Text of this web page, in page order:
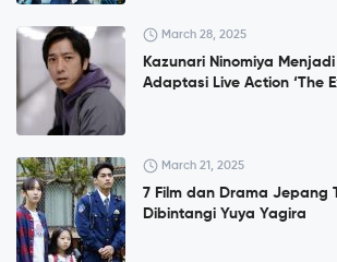
March 28, 2025
Kazunari Ninomiya
Adaptasi Live Action ‘The
March 21, 2025
7 Film dan Drama Jepang
Dibintangi Yuya Yagira